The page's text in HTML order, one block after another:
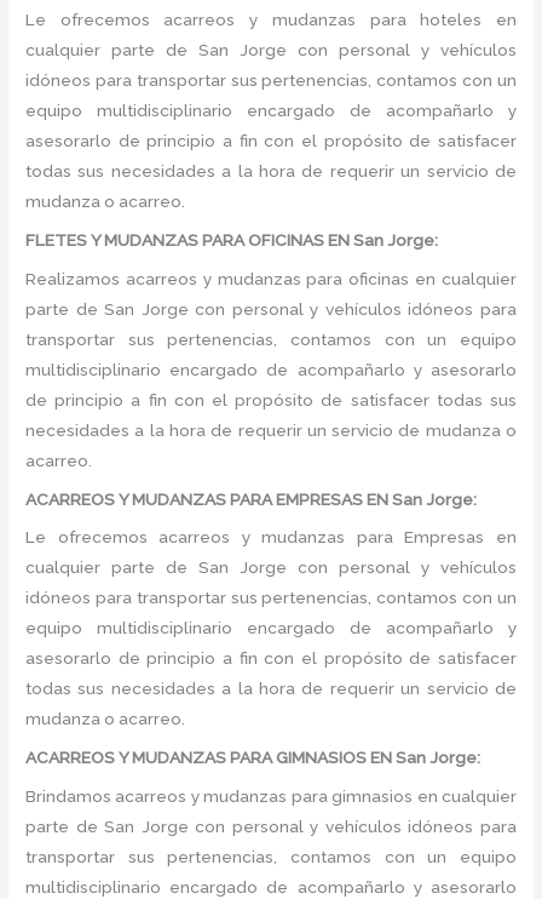
Le ofrecemos acarreos y mudanzas para hoteles en
cualquier parte de San Jorge con personal y vehículos
idóneos para transportar sus pertenencias, contamos con un
equipo multidisciplinario encargado de acompañarlo y
asesorarlo de principio a fin con el propósito de satisfacer
todas sus necesidades a la hora de requerir un servicio de
mudanza o acarreo.
FLETES Y MUDANZAS PARA OFICINAS EN San Jorge:
Realizamos acarreos y mudanzas para oficinas en cualquier
parte de San Jorge con personal y vehículos idóneos para
transportar sus pertenencias, contamos con un equipo
multidisciplinario encargado de acompañarlo y asesorarlo
de principio a fin con el propósito de satisfacer todas sus
necesidades a la hora de requerir un servicio de mudanza o
acarreo.
ACARREOS Y MUDANZAS PARA EMPRESAS EN San Jorge:
Le ofrecemos acarreos y mudanzas para Empresas en
cualquier parte de San Jorge con personal y vehículos
idóneos para transportar sus pertenencias, contamos con un
equipo multidisciplinario encargado de acompañarlo y
asesorarlo de principio a fin con el propósito de satisfacer
todas sus necesidades a la hora de requerir un servicio de
mudanza o acarreo.
ACARREOS Y MUDANZAS PARA GIMNASIOS EN San Jorge:
Brindamos acarreos y mudanzas para gimnasios en cualquier
parte de San Jorge con personal y vehículos idóneos para
transportar sus pertenencias, contamos con un equipo
multidisciplinario encargado de acompañarlo y asesorarlo